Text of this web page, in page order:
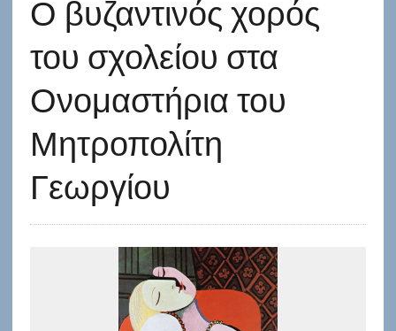
Ο βυζαντινός χορός
του σχολείου στα
Ονομαστήρια του
Μητροπολίτη
Γεωργίου